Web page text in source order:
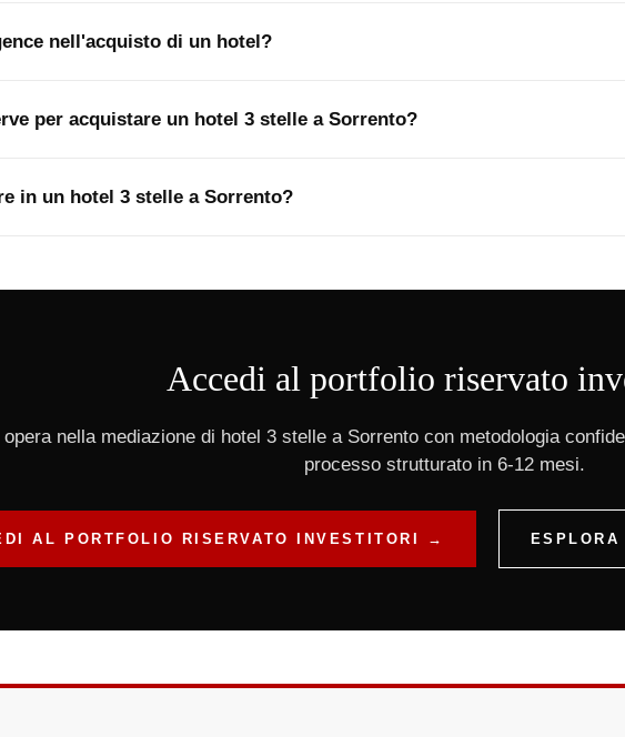
nell'acquisto di un hotel?
per acquistare un hotel 3 stelle a Sorrento?
in un hotel 3 stelle a Sorrento?
Accedi al portfolio riservato
nella mediazione di hotel 3 stelle a Sorrento con metodologia
processo strutturato in 6-12 mesi.
AL PORTFOLIO RISERVATO INVESTITORI →